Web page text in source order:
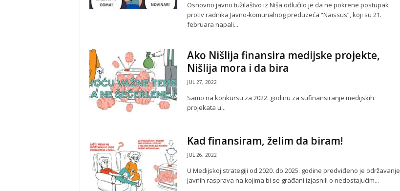
Osnovno javno tužilaštvo iz Niša odlučilo je da ne pokrene postupak
protiv radnika Javno-komunalnog preduzeća “Naissus”, koji su 21.
februara napali...
Ako Nišlija finansira medijske projekte,
Nišlija mora i da bira
JUL 27, 2022
Samo na konkursu za 2022. godinu za sufinansiranje medijskih
projekata u...
Kad finansiram, želim da biram!
JUL 26, 2022
U Medijskoj strategiji od 2020. do 2025. godine predviđeno je održavanje
javnih rasprava na kojima bi se građani izjasnili o nedostajućim...